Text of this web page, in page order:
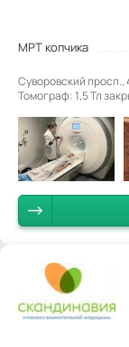
МРТ копчика
Суворовский просп.,
Томограф: 1,5 Тл